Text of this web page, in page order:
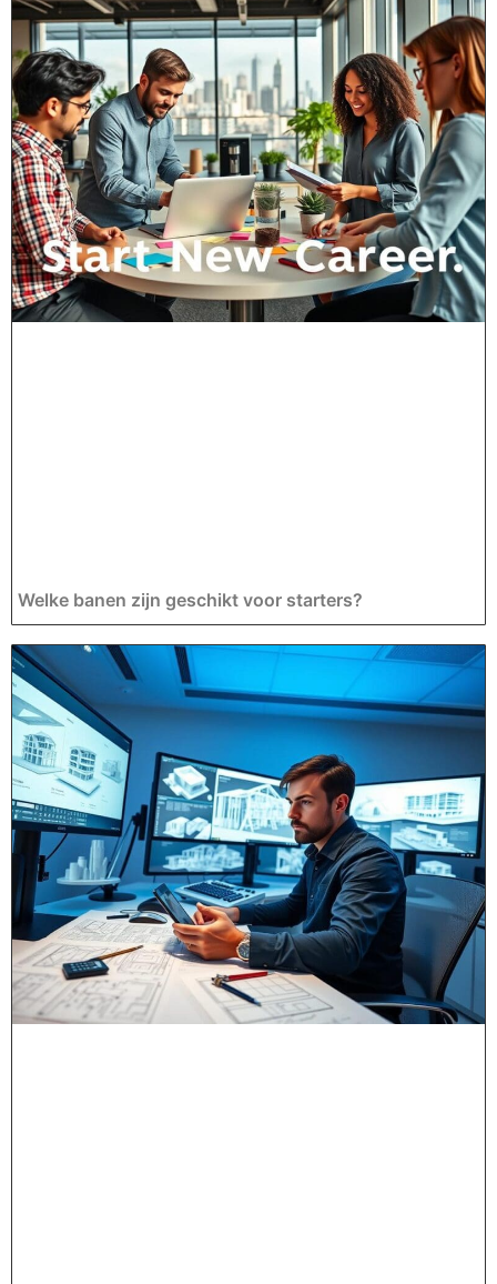
Welke banen zijn geschikt voor starters?